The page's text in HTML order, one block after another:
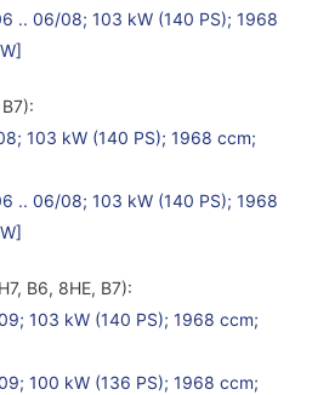
.. 06/08; 103 kW (140 PS); 1968
103 kW (140 PS); 1968 ccm;
.. 06/08; 103 kW (140 PS); 1968
B6, 8HE, B7):
103 kW (140 PS); 1968 ccm;
100 kW (136 PS); 1968 ccm;